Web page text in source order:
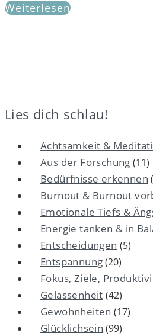
Weiterlesen
Lies dich schlau!
Achtsamkeit &
Aus der Forschung (11)
Bedürfnisse erkennen
Burnout & Burnout
Emotionale Tiefs &
Energie tanken & in
Entscheidungen (5)
Entspannung(20)
Fokus, Ziele,
Gelassenheit (42)
Gewohnheiten (17)
Glücklichsein (99)